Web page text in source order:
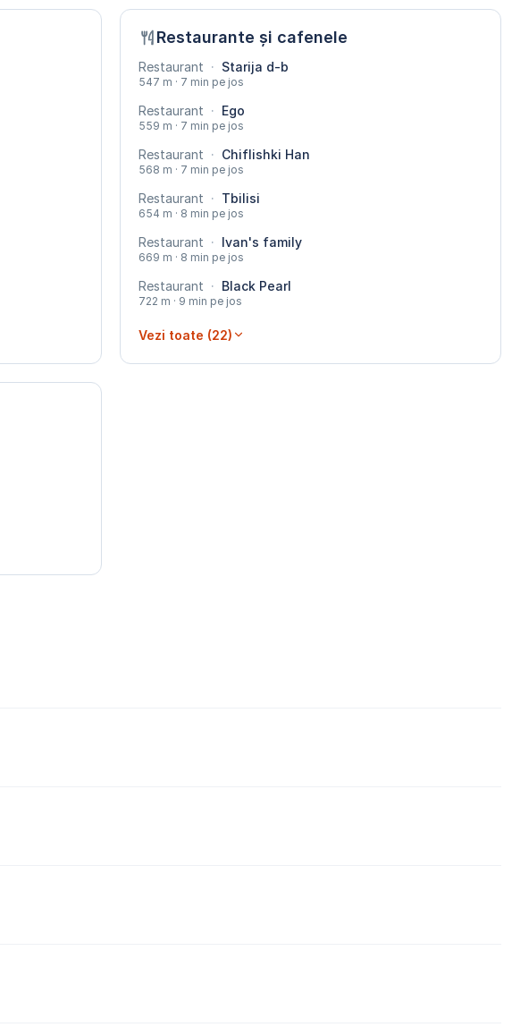
Restaurante și cafenele
Restaurant · Starija d-b
547 m · 7 min pe jos
Restaurant · Ego
559 m · 7 min pe jos
Restaurant · Chiflishki Han
568 m · 7 min pe jos
Restaurant · Tbilisi
654 m · 8 min pe jos
Restaurant · Ivan's family
669 m · 8 min pe jos
Restaurant · Black Pearl
722 m · 9 min pe jos
Vezi toate (22)